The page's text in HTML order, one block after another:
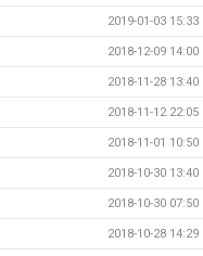
2019-01-03 15:33
2018-12-09 14:00
2018-11-28 13:40
2018-11-12 22:05
2018-11-01 10:50
2018-10-30 13:40
2018-10-30 07:50
2018-10-28 14:29